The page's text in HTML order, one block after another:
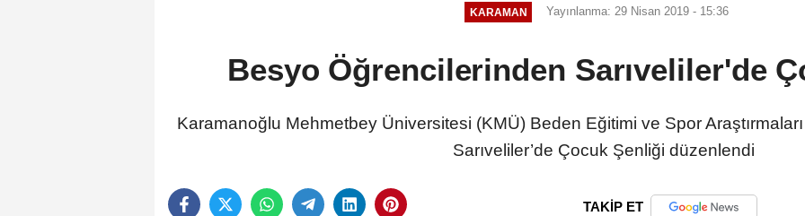
KARAMAN Yayınlanma: 29 Nisan 2019 - 15:36
Besyo Öğrencilerinden Sarıveliler'de
Karamanoğlu Mehmetbey Üniversitesi (KMÜ) Beden Eğitimi ve Spor
Sarıveliler’de Çocuk Şenliği düzenlendi
TAKİP ET